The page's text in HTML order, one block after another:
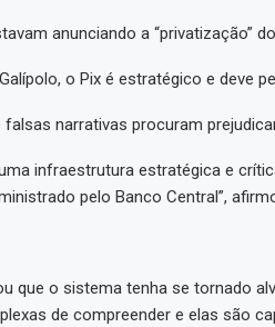
anunciando a “privatização”
o Pix é estratégico e deve
falsas narrativas procuram
infraestrutura estratégica e
pelo Banco Central”,
que o sistema tenha se tornado
de compreender e elas são